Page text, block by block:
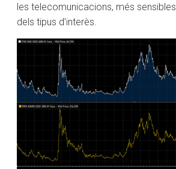
les telecomunicacions, més
dels tipus d’interès.